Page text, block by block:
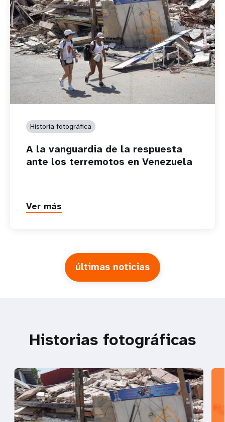
Historia fotográfica
A la vanguardia de la respuesta
ante los terremotos en Venezuela
Ver más
últimas noticias
Historias fotográficas